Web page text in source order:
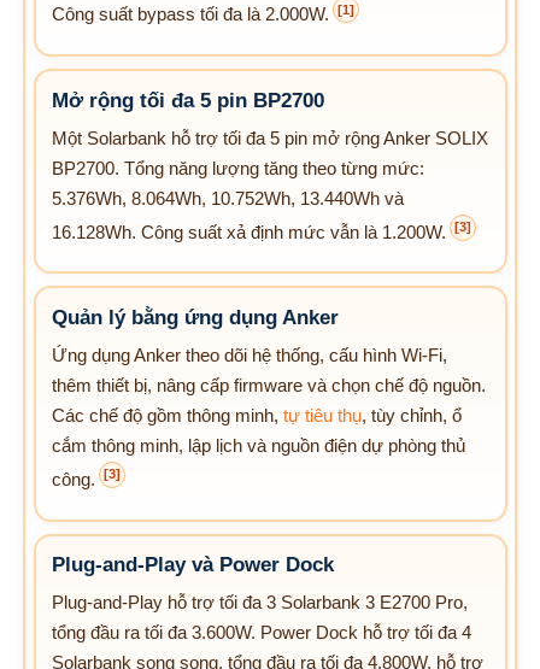
Công suất bypass tối đa là 2.000W.
[1]
Mở rộng tối đa 5 pin BP2700
Một Solarbank hỗ trợ tối đa 5 pin mở rộng Anker SOLIX
BP2700. Tổng năng lượng tăng theo từng mức:
5.376Wh, 8.064Wh, 10.752Wh, 13.440Wh và
16.128Wh. Công suất xả định mức vẫn là 1.200W.
[3]
Quản lý bằng ứng dụng Anker
Ứng dụng Anker theo dõi hệ thống, cấu hình Wi-Fi,
thêm thiết bị, nâng cấp firmware và chọn chế độ nguồn.
Các chế độ gồm thông minh, tự tiêu thụ, tùy chỉnh, ổ
cắm thông minh, lập lịch và nguồn điện dự phòng thủ
công.
[3]
Plug-and-Play và Power Dock
Plug-and-Play hỗ trợ tối đa 3 Solarbank 3 E2700 Pro,
tổng đầu ra tối đa 3.600W. Power Dock hỗ trợ tối đa 4
Solarbank song song, tổng đầu ra tối đa 4.800W, hỗ trợ